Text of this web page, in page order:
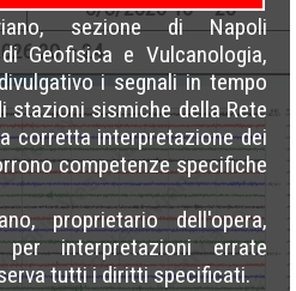
sezione di Napoli
Geofisica e Vulcanologia,
i segnali in tempo
stazioni sismiche della Rete
corretta interpretazione dei
competenze specifiche
proprietario dell'opera,
interpretazioni errate
tutti i diritti specificati.
5/8/202616 – 20
20 – 24